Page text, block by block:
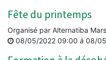
Fête du printemps
Organisé par Alternatiba
08/05/2022 09:00 à 08/